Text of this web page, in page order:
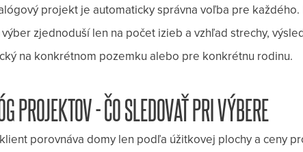
projekt je automaticky správna voľba pre
zjednoduší len na počet izieb a vzhľad strechy,
na konkrétnom pozemku alebo pre konkrétnu rodinu.
PROJEKTOV - ČO SLEDOVAŤ PRI VÝBERE
porovnáva domy len podľa úžitkovej plochy a ceny